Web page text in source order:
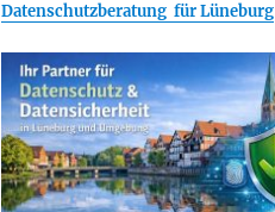
Datenschutzberatung für Lüneburg